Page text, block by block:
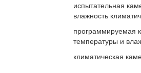
испытательная
влажность
программируемая
температуры и
климатическая